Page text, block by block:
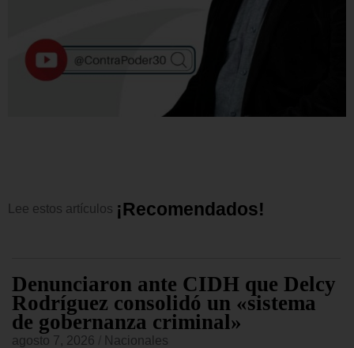
Lee estos artículos ¡Recomendados!
Denunciaron ante CIDH que Delcy
Rodríguez consolidó un «sistema
de gobernanza criminal»
agosto 7, 2026 Nacionales